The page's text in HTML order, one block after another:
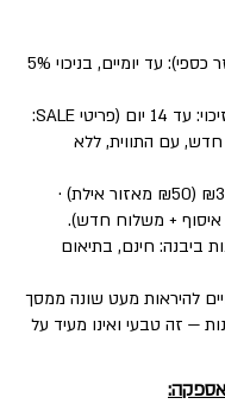
• ביטול עסקה (החזר כספי): עד יומיים, בניכוי 5%
• החלפה/החזרה לזיכוי: עד 14 יום (פריטי SALE:
חדש, עם התווית, ללא
• משלוח החזרה: ₪32 (₪50 מאזור אילת) ·
ביבנה: חינם, בתיאום
להיראות מעט שונה ממסך
— זה טבעי ואינו מעיד על